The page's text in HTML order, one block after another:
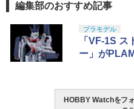
編集部のおすすめ記事
プラモデル
「VF-1S
ー」が
HOBBY Watchをフ